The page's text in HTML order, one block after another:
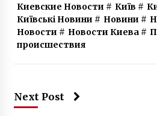
Киевские Новости # Київ #
Київські Новини # Новини #
Новости # Новости Киева#
происшествия
Next Post